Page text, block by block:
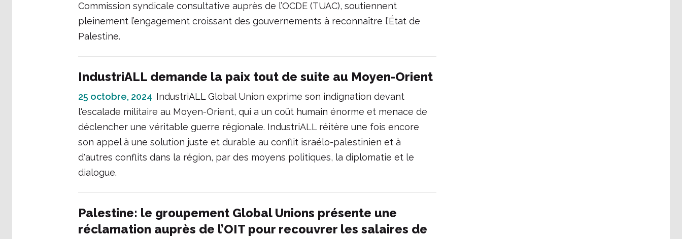
Commission syndicale consultative auprès de l’OCDE (TUAC), soutiennent
pleinement l’engagement croissant des gouvernements à reconnaître l’État de
Palestine.
IndustriALL demande la paix tout de suite au Moyen-Orient
25 octobre, 2024 IndustriALL Global Union exprime son indignation devant
l'escalade militaire au Moyen-Orient, qui a un coût humain énorme et menace de
déclencher une véritable guerre régionale. IndustriALL réitère une fois encore
son appel à une solution juste et durable au conflit israélo-palestinien et à
d'autres conflits dans la région, par des moyens politiques, la diplomatie et le
dialogue.
Palestine: le groupement Global Unions présente une
réclamation auprès de l’OIT pour recouvrer les salaires de